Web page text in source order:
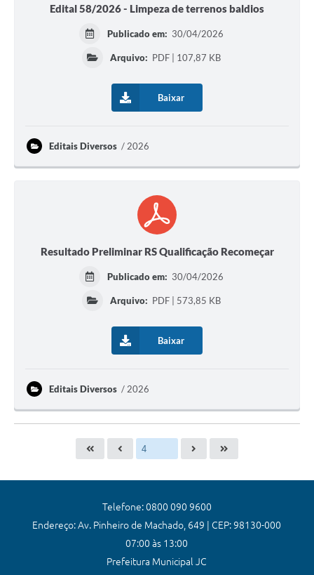
Edital 58/2026 - Limpeza de terrenos baldios
Publicado em: 30/04/2026
Arquivo: PDF | 107,87 KB
Baixar
Editais Diversos 2026
Resultado Preliminar RS Qualificação Recomeçar
Publicado em: 30/04/2026
Arquivo: PDF | 573,85 KB
Baixar
Editais Diversos 2026
Telefone: 0800 090 9600
Endereço: Av. Pinheiro de Machado, 649 | CEP: 98130-000
07:00 às 13:00
Prefeitura Municipal JC